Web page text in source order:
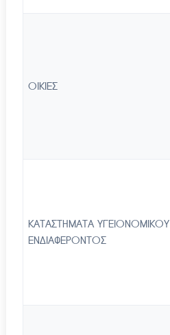
ΟΙΚΙΕΣ
ΚΑΤΑΣΤΗΜΑΤΑ ΥΓΕΙΟΝΟΜΙΚΟΥ
ΕΝΔΙΑΦΕΡΟΝΤΟΣ